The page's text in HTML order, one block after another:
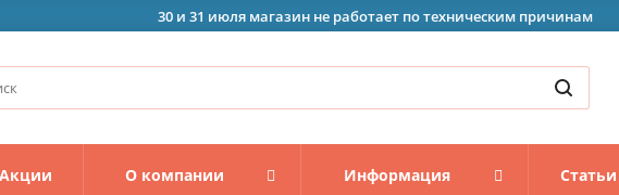
30 и 31 июля магазин не работает по техническим причинам
Акции О компании Информация Статьи